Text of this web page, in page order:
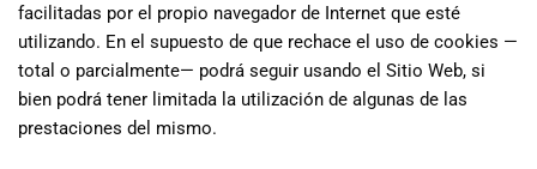
facilitadas por el propio navegador de Internet que esté
utilizando. En el supuesto de que rechace el uso de cookies —
total o parcialmente— podrá seguir usando el Sitio Web, si
bien podrá tener limitada la utilización de algunas de las
prestaciones del mismo.